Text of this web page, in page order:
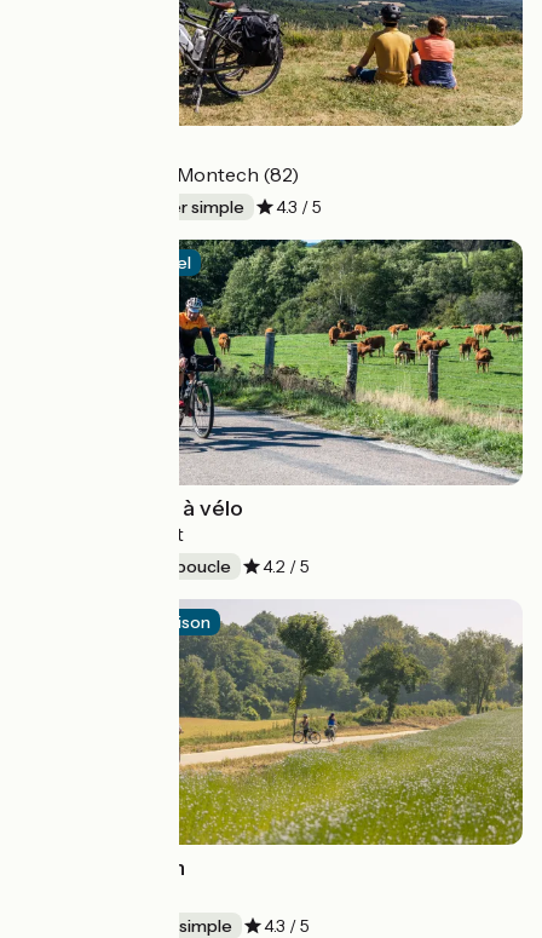
Montluçon (03) > Montech (82)
Aller simple 4.3 / 5
Itinéraire officiel
Tour de Creuse à vélo
Crozant > Crozant
En boucle 4.2 / 5
Itinéraire de liaison
Véloroute du Lin
Aller simple 4.3 / 5